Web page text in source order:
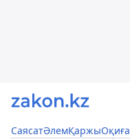
СаясатӘлемҚаржыОқиға